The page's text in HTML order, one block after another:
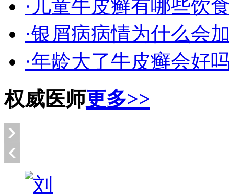
·儿童牛皮癣有哪些饮
·银屑病病情为什么会
·年龄大了牛皮癣会好
权威医师更多>>